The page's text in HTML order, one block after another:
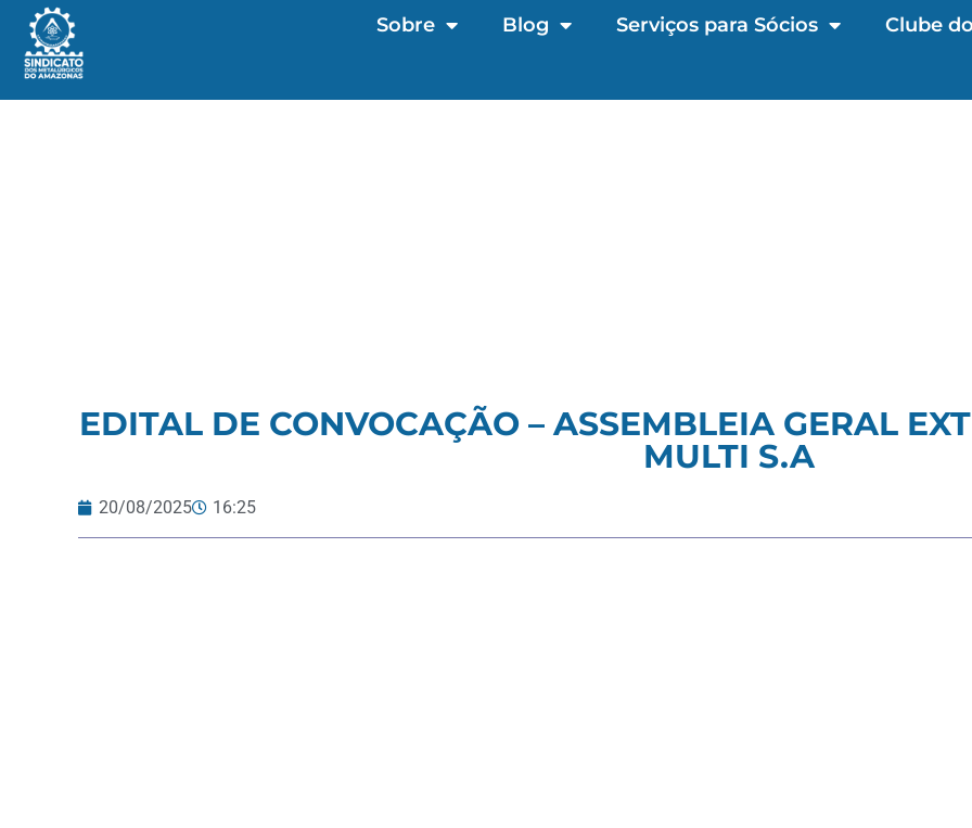
Sobre Blog Serviços para Sócios Clube
EDITAL DE CONVOCAÇÃO – ASSEMBLEIA GERAL
MULTI S.A
20/08/2025 16:25